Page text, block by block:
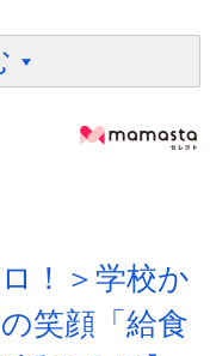
！＞学校か
笑顔「給食